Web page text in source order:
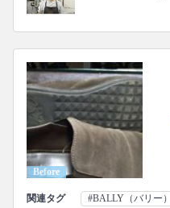
Before
関連タグ #BALLY（バリー）